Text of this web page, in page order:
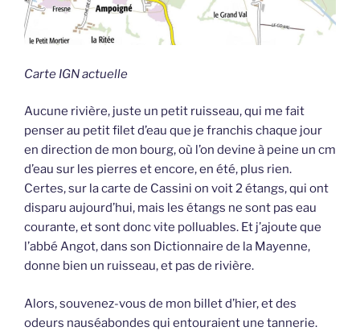
Carte IGN actuelle
Aucune rivière, juste un petit ruisseau, qui me fait
penser au petit filet d’eau que je franchis chaque jour
en direction de mon bourg, où l’on devine à peine un cm
d’eau sur les pierres et encore, en été, plus rien.
Certes, sur la carte de Cassini on voit 2 étangs, qui ont
disparu aujourd’hui, mais les étangs ne sont pas eau
courante, et sont donc vite polluables. Et j’ajoute que
l’abbé Angot, dans son Dictionnaire de la Mayenne,
donne bien un ruisseau, et pas de rivière.
Alors, souvenez-vous de mon billet d’hier, et des
odeurs nauséabondes qui entouraient une tannerie.